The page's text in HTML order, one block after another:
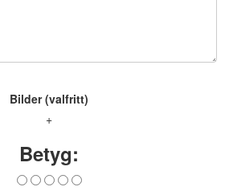
Bilder (valfritt)
+
Betyg: